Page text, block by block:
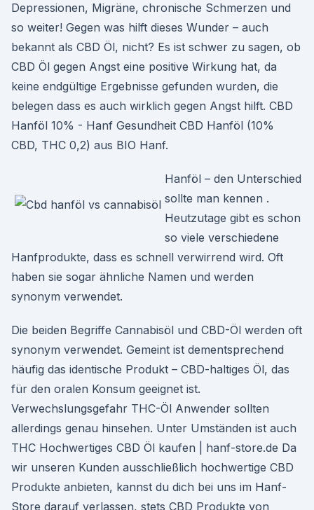
Depressionen, Migräne, chronische Schmerzen und
so weiter! Gegen was hilft dieses Wunder – auch
bekannt als CBD Öl, nicht? Es ist schwer zu sagen, ob
CBD Öl gegen Angst eine positive Wirkung hat, da
keine endgültige Ergebnisse gefunden wurden, die
belegen dass es auch wirklich gegen Angst hilft. CBD
Hanföl 10% - Hanf Gesundheit CBD Hanföl (10%
CBD, THC 0,2) aus BIO Hanf.
Hanföl – den Unterschied
sollte man kennen .
Heutzutage gibt es schon
so viele verschiedene
Hanfprodukte, dass es schnell verwirrend wird. Oft
haben sie sogar ähnliche Namen und werden
synonym verwendet.
Die beiden Begriffe Cannabisöl und CBD-Öl werden oft
synonym verwendet. Gemeint ist dementsprechend
häufig das identische Produkt – CBD-haltiges Öl, das
für den oralen Konsum geeignet ist.
Verwechslungsgefahr THC-Öl Anwender sollten
allerdings genau hinsehen. Unter Umständen ist auch
THC Hochwertiges CBD Öl kaufen | hanf-store.de Da
wir unseren Kunden ausschließlich hochwertige CBD
Produkte anbieten, kannst du dich bei uns im Hanf-
Store darauf verlassen, stets CBD Produkte von